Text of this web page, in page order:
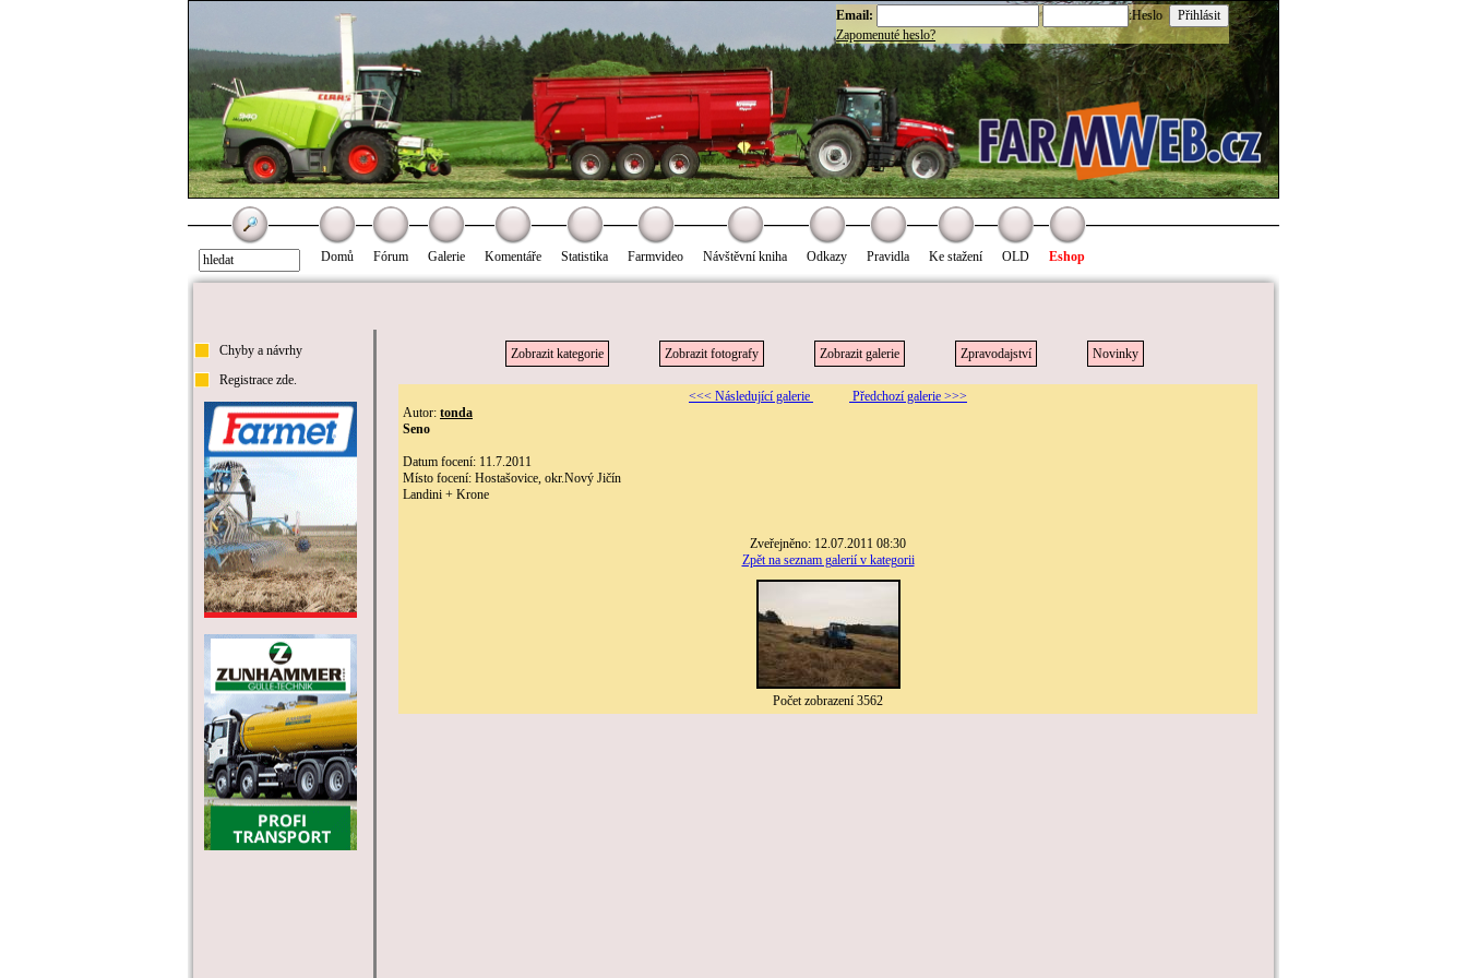
Email:
:Heslo
Zapomenuté heslo?
Domů Fórum Galerie Komentáře Statistika Farmvideo Návštěvní kniha Odkazy Pravidla Ke stažení OLD Eshop
Chyby a návrhy
Registrace zde.
Zobrazit kategorie Zobrazit fotografy Zobrazit galerie Zpravodajství Novinky
<<< Následující galerie
Předchozí galerie >>>
Autor: tonda
Seno
Datum focení: 11.7.2011
Místo focení: Hostašovice, okr.Nový Jičín
Landini + Krone
Zveřejněno: 12.07.2011 08:30
Zpět na seznam galerií v kategorii
Počet zobrazení 3562